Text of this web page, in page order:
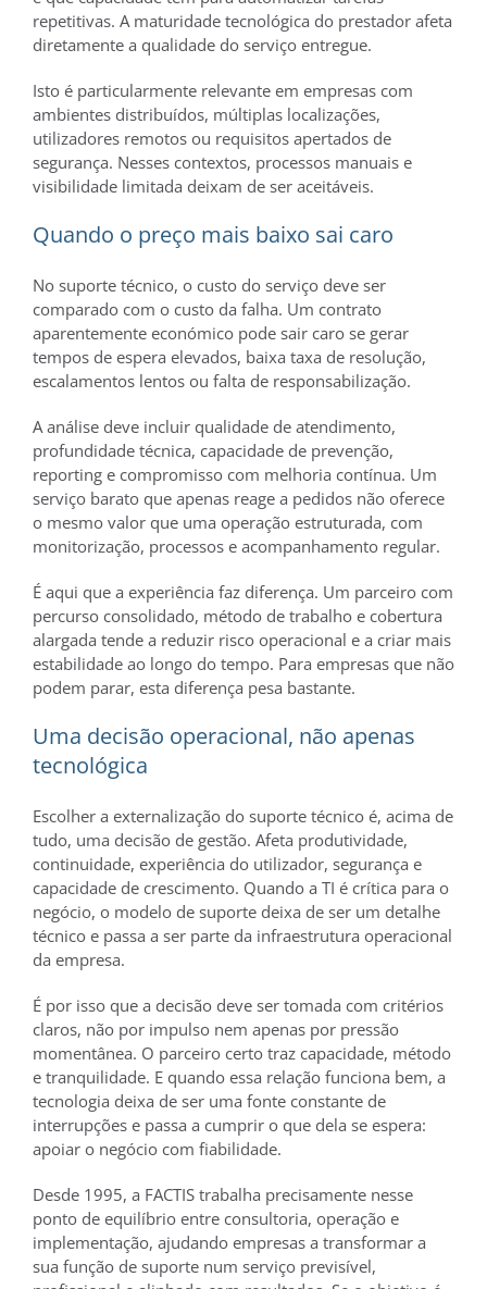
repetitivas. A maturidade tecnológica do prestador afeta
diretamente a qualidade do serviço entregue.
Isto é particularmente relevante em empresas com
ambientes distribuídos, múltiplas localizações,
utilizadores remotos ou requisitos apertados de
segurança. Nesses contextos, processos manuais e
visibilidade limitada deixam de ser aceitáveis.
Quando o preço mais baixo sai caro
No suporte técnico, o custo do serviço deve ser
comparado com o custo da falha. Um contrato
aparentemente económico pode sair caro se gerar
tempos de espera elevados, baixa taxa de resolução,
escalamentos lentos ou falta de responsabilização.
A análise deve incluir qualidade de atendimento,
profundidade técnica, capacidade de prevenção,
reporting e compromisso com melhoria contínua. Um
serviço barato que apenas reage a pedidos não oferece
o mesmo valor que uma operação estruturada, com
monitorização, processos e acompanhamento regular.
É aqui que a experiência faz diferença. Um parceiro com
percurso consolidado, método de trabalho e cobertura
alargada tende a reduzir risco operacional e a criar mais
estabilidade ao longo do tempo. Para empresas que não
podem parar, esta diferença pesa bastante.
Uma decisão operacional, não apenas
tecnológica
Escolher a externalização do suporte técnico é, acima de
tudo, uma decisão de gestão. Afeta produtividade,
continuidade, experiência do utilizador, segurança e
capacidade de crescimento. Quando a TI é crítica para o
negócio, o modelo de suporte deixa de ser um detalhe
técnico e passa a ser parte da infraestrutura operacional
da empresa.
É por isso que a decisão deve ser tomada com critérios
claros, não por impulso nem apenas por pressão
momentânea. O parceiro certo traz capacidade, método
e tranquilidade. E quando essa relação funciona bem, a
tecnologia deixa de ser uma fonte constante de
interrupções e passa a cumprir o que dela se espera:
apoiar o negócio com fiabilidade.
Desde 1995, a FACTIS trabalha precisamente nesse
ponto de equilíbrio entre consultoria, operação e
implementação, ajudando empresas a transformar a
sua função de suporte num serviço previsível,